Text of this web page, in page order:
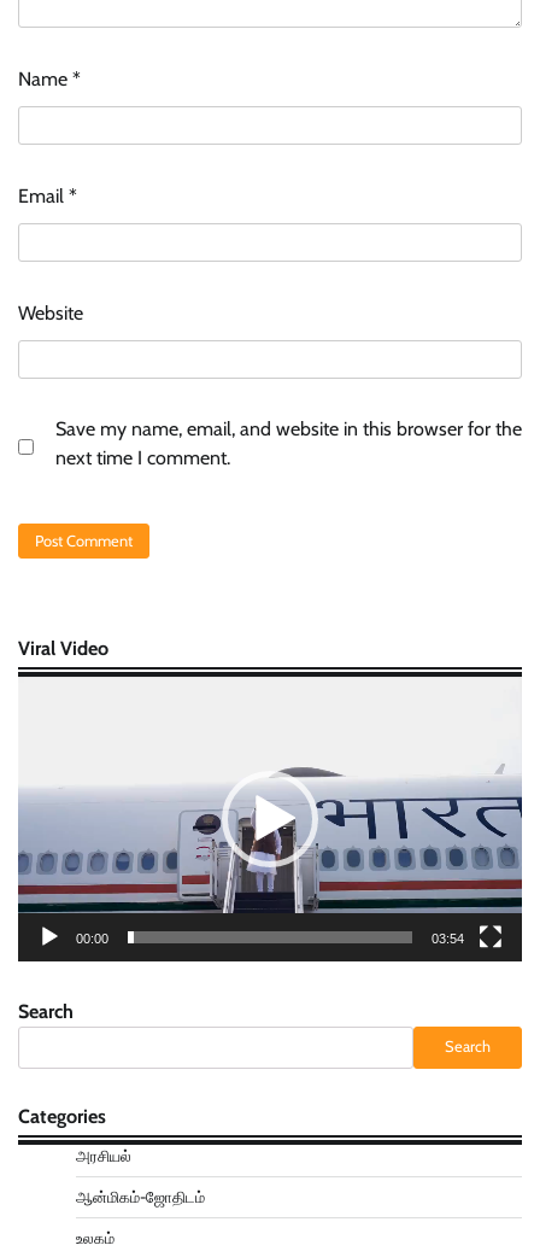
Name *
Email *
Website
Save my name, email, and website in this browser for the
next time I comment.
Viral Video
00:00 03:54
Search
Search
Categories
அரசியல்
ஆன்மிகம்-ஜோதிடம்
உலகம்